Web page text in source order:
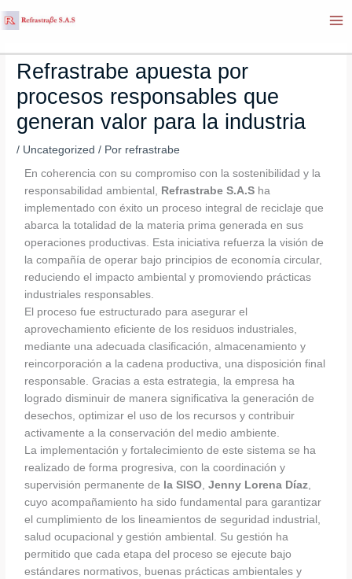
al
Refrastrabe apuesta por
procesos responsables que
generan valor para la industria
/ Uncategorized / Por refrastrabe
En coherencia con su compromiso con la sostenibilidad y la
responsabilidad ambiental, Refrastrabe S.A.S ha
implementado con éxito un proceso integral de reciclaje que
abarca la totalidad de la materia prima generada en sus
operaciones productivas. Esta iniciativa refuerza la visión de
la compañía de operar bajo principios de economía circular,
reduciendo el impacto ambiental y promoviendo prácticas
industriales responsables.
El proceso fue estructurado para asegurar el
aprovechamiento eficiente de los residuos industriales,
mediante una adecuada clasificación, almacenamiento y
reincorporación a la cadena productiva, una disposición final
responsable. Gracias a esta estrategia, la empresa ha
logrado disminuir de manera significativa la generación de
desechos, optimizar el uso de los recursos y contribuir
activamente a la conservación del medio ambiente.
La implementación y fortalecimiento de este sistema se ha
realizado de forma progresiva, con la coordinación y
supervisión permanente de la SISO,Jenny Lorena Díaz,
cuyo acompañamiento ha sido fundamental para garantizar
el cumplimiento de los lineamientos de seguridad industrial,
salud ocupacional y gestión ambiental. Su gestión ha
permitido que cada etapa del proceso se ejecute bajo
estándares normativos, buenas prácticas ambientales y